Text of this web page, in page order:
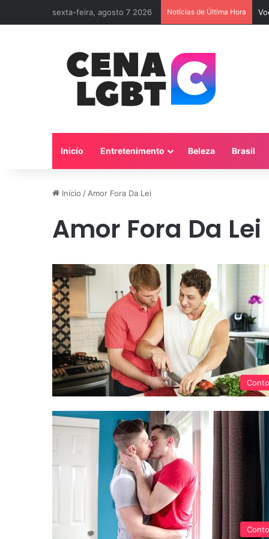
sexta-feira, agosto 7 2026 Notícias de Última Hora
Inicío Entretenimento Beleza Brasil
Início / Amor Fora Da Lei
Amor Fora Da Lei